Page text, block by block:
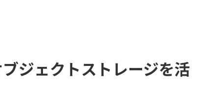
ジェクトストレージを活